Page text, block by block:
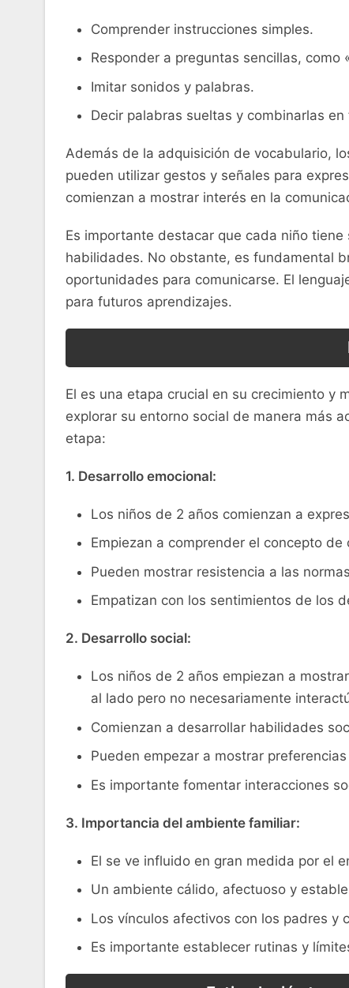
Comprender instrucciones simples.
Responder a preguntas ‌sencillas, como
Imitar sonidos‌ y palabras.
Decir palabras sueltas y combinarlas
Además de la adquisición de vocabulario,
pueden utilizar ​gestos y ‍señales para‍
comienzan a‍ mostrar ⁣interés​ en la‌
Es importante ⁤destacar que cada niño
habilidades. No obstante, es fundamental
oportunidades⁣ para ‍comunicarse. El
⁤para‍ futuros aprendizajes.
El es una etapa crucial en su crecimiento y
explorar su entorno social de manera más
etapa:
1. Desarrollo emocional:
Los niños de 2 años comienzan a
Empiezan a comprender el concepto
Pueden mostrar resistencia a las
Empatizan ⁤con los ​sentimientos ⁤de los​
2. Desarrollo social:
Los ‌niños de 2‍ años ​empiezan a
‍al lado pero no necesariamente
Comienzan a desarrollar habilidades
Pueden empezar a ⁢mostrar
Es importante fomentar interacciones
3. Importancia ⁢del ambiente⁣ familiar:
El se ve influido en gran medida⁢ por el‍
Un ambiente cálido, afectuoso y
Los vínculos ⁣afectivos con los padres y
Es importante establecer ⁣rutinas y